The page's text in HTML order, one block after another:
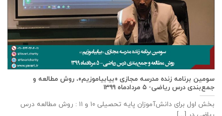
سومین برنامه زنده مدرسه مجازی «بیابیاموزیم»، روش مطالعه و
جمع‌بندی درس ریاضی- ۵ مردادماه ۱۳۹۹
بخش اول برای دانش‌آموزان پایه تحصیلی ۱۰ و ۱۱ : روش مطالعه درس